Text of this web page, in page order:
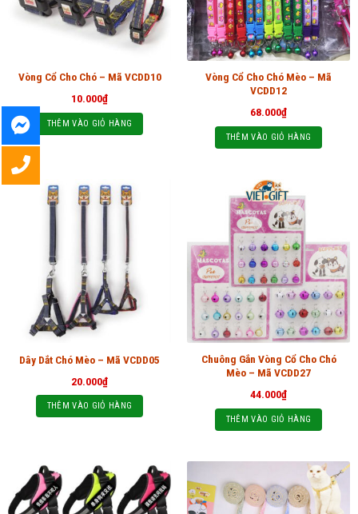
Vòng Cổ Cho Chó – Mã VCDD10
10.000₫
THÊM VÀO GIỎ HÀNG
Vòng Cổ Cho Chó Mèo – Mã
VCDD12
68.000₫
THÊM VÀO GIỎ HÀNG
Dây Dắt Chó Mèo – Mã VCDD05
20.000₫
THÊM VÀO GIỎ HÀNG
Chuông Gắn Vòng Cổ Cho Chó
Mèo – Mã VCDD27
44.000₫
THÊM VÀO GIỎ HÀNG